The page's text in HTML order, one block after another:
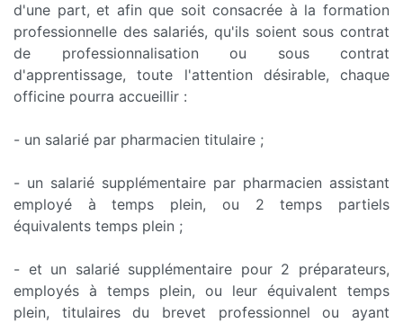
d'une part, et afin que soit consacrée à la formation
professionnelle des salariés, qu'ils soient sous contrat
de professionnalisation ou sous contrat
d'apprentissage, toute l'attention désirable, chaque
officine pourra accueillir :
- un salarié par pharmacien titulaire ;
- un salarié supplémentaire par pharmacien assistant
employé à temps plein, ou 2 temps partiels
équivalents temps plein ;
- et un salarié supplémentaire pour 2 préparateurs,
employés à temps plein, ou leur équivalent temps
plein, titulaires du brevet professionnel ou ayant